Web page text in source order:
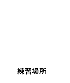
練習場所